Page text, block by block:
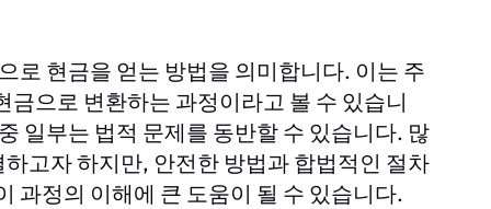
로 현금을 얻는 방법을 의미합니다. 이는 주
으로 변환하는 과정이라고 볼 수 있습니
일부는 법적 문제를 동반할 수 있습니다. 많
고자 하지만, 안전한 방법과 합법적인 절차
과정의 이해에 큰 도움이 될 수 있습니다.